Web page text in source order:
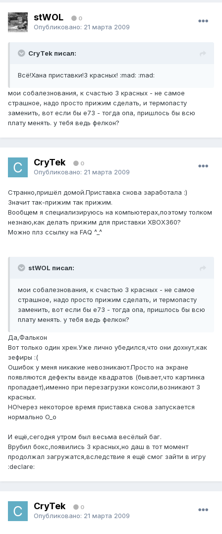
stWOL 0
Опубликовано: 21 марта 2009
CryTek писал:
Всё!Хана приставки!3 красных! :mad: :mad:
мои собалезнования, к счастью 3 красных - не самое
страшное, надо просто прижим сделать, и термопасту
заменить, вот если бы е73 - тогда опа, пришлось бы всю
плату менять. у тебя ведь фелкон?
CryTek 0
Опубликовано: 21 марта 2009
Странно,пришёл домой.Приставка снова заработала :)
Значит так-прижим так прижим.
Вообщем я специализируюсь на компьютерах,поэтому толком
незнаю,как делать прижим для приставки XBOX360?
Можно плз ссылку на FAQ ^_^
stWOL писал:
мои собалезнования, к счастью 3 красных - не самое
страшное, надо просто прижим сделать, и термопасту
заменить, вот если бы е73 - тогда опа, пришлось бы всю
плату менять. у тебя ведь фелкон?
Да,Фалькон
Вот только один хрен.Уже лично убедился,что они дохнут,как
зефиры :(
Ошибок у меня никакие невозникают.Просто на экране
появляются дефекты ввиде квадратов (бывает,что картинка
пропадает),именно при перезагрузки консоли,возникают 3
красных.
НО!через некоторое время приставка снова запускается
нормально O_o
И ещё,сегодня утром был весьма весёлый баг.
Врубил бокс,появились 3 красных,но даш в тот момент
продолжал загружатся,вследствие я ещё смог зайти в игру
:declare:
CryTek 0
Опубликовано: 21 марта 2009